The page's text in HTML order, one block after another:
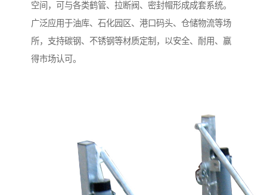
空间，可与各类鹤管、拉断阀、密封帽形成成套系统。
广泛应用于油库、石化园区、港口码头、仓储物流等场
所，支持碳钢、不锈钢等材质定制，以安全、耐用、赢
得市场认可。